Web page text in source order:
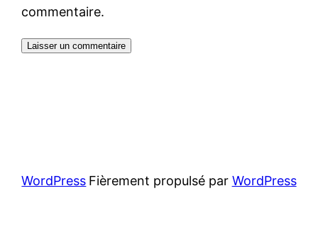
commentaire.
WordPress Fièrement propulsé par WordPress